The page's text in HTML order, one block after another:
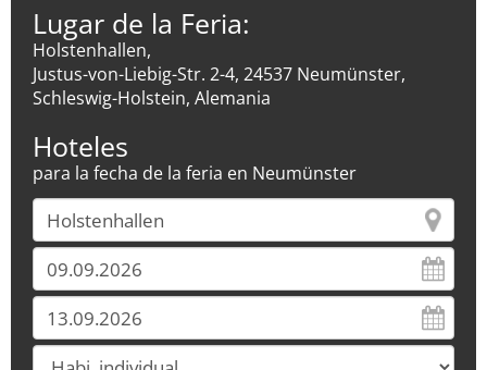
Lugar de la Feria:
Holstenhallen,
Justus-von-Liebig-Str. 2-4, 24537 Neumünster,
Schleswig-Holstein, Alemania
Hoteles
para la fecha de la feria en Neumünster